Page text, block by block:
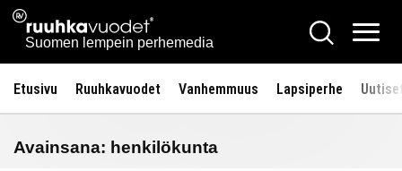
Siirry
sisältöön
Ruuhkavuodet.fi
Suomen lempein perhemedia
Hae
Etusivu Ruuhkavuodet Vanhemmuus Lapsiperhe
Avainsana: henkilökunta